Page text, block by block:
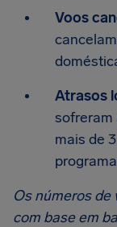
Voos
Atrasos
sofreram
mais de
Os números
com base em